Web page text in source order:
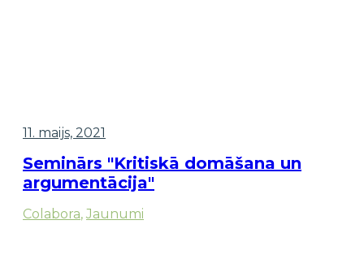
11. maijs, 2021
Seminārs "Kritiskā domāšana un
argumentācija"
Colabora, Jaunumi